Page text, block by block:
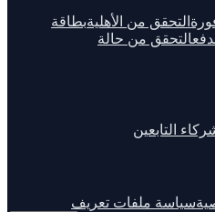
التحقق من الأهليةبطاقة
التحقق من حالة
التابعين
سياسة ملفات تعريف